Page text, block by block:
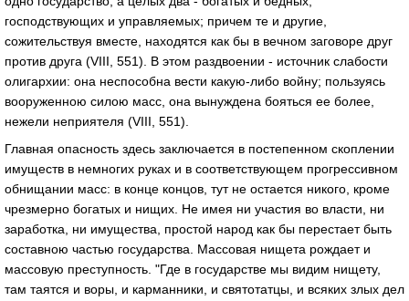
господствующих и управляемых; причем те и другие,
сожительствуя вместе, находятся как бы в вечном заговоре друг
против друга (VIII, 551). В этом раздвоении - источник слабости
олигархии: она неспособна вести какую-либо войну; пользуясь
вооруженною силою масс, она вынуждена бояться ее более,
нежели неприятеля (VIII, 551).
Главная опасность здесь заключается в постепенном скоплении
имуществ в немногих руках и в соответствующем прогрессивном
обнищании масс: в конце концов, тут не остается никого, кроме
чрезмерно богатых и нищих. Не имея ни участия во власти, ни
заработка, ни имущества, простой народ как бы перестает быть
составною частью государства. Массовая нищета рождает и
массовую преступность. "Где в государстве мы видим нищету,
там таятся и воры, и карманники, и святотатцы, и всяких злых дел